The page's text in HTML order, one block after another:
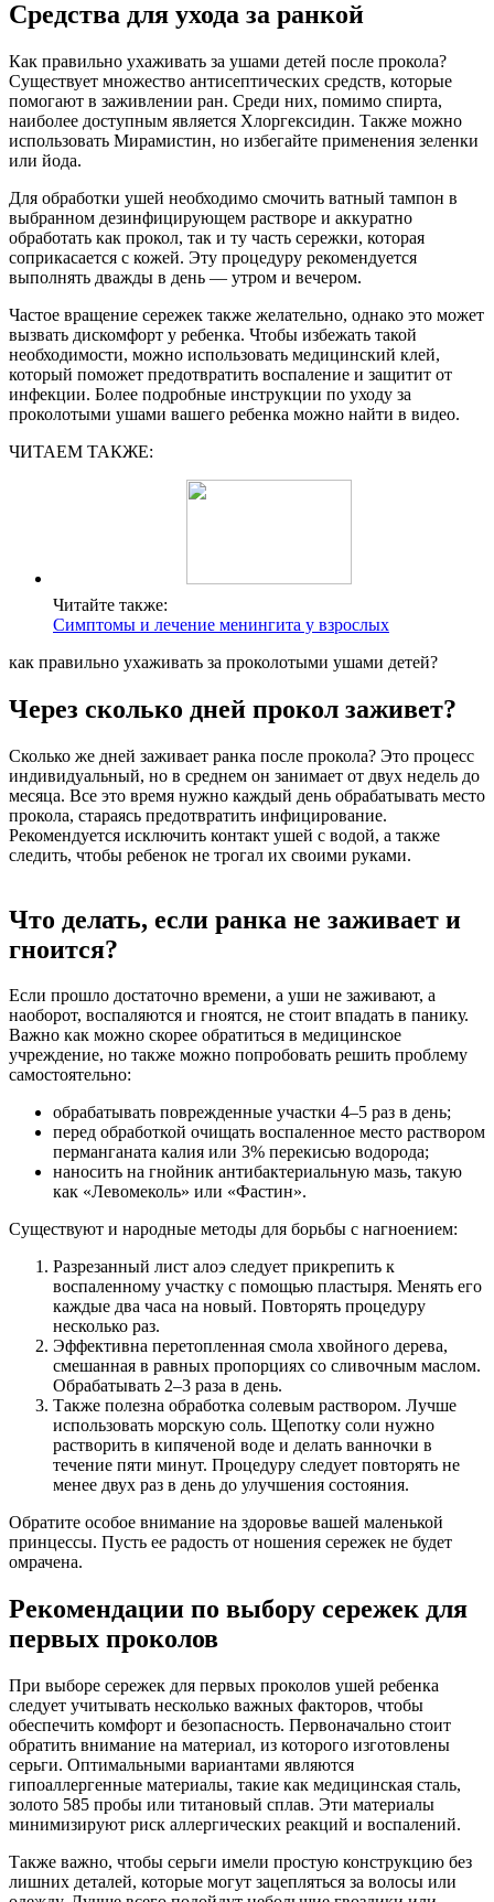
Средства для ухода за ранкой
Как правильно ухаживать за ушами детей после прокола?
Существует множество антисептических средств, которые
помогают в заживлении ран. Среди них, помимо спирта,
наиболее доступным является Хлоргексидин. Также можно
использовать Мирамистин, но избегайте применения зеленки
или йода.
Для обработки ушей необходимо смочить ватный тампон в
выбранном дезинфицирующем растворе и аккуратно
обработать как прокол, так и ту часть сережки, которая
соприкасается с кожей. Эту процедуру рекомендуется
выполнять дважды в день — утром и вечером.
Частое вращение сережек также желательно, однако это может
вызвать дискомфорт у ребенка. Чтобы избежать такой
необходимости, можно использовать медицинский клей,
который поможет предотвратить воспаление и защитит от
инфекции. Более подробные инструкции по уходу за
проколотыми ушами вашего ребенка можно найти в видео.
ЧИТАЕМ ТАКЖЕ:
Читайте также:
Симптомы и лечение менингита у взрослых
как правильно ухаживать за проколотыми ушами детей?
Через сколько дней прокол заживет?
Сколько же дней заживает ранка после прокола? Это процесс
индивидуальный, но в среднем он занимает от двух недель до
месяца. Все это время нужно каждый день обрабатывать место
прокола, стараясь предотвратить инфицирование.
Рекомендуется исключить контакт ушей с водой, а также
следить, чтобы ребенок не трогал их своими руками.
Что делать, если ранка не заживает и
гноится?
Если прошло достаточно времени, а уши не заживают, а
наоборот, воспаляются и гноятся, не стоит впадать в панику.
Важно как можно скорее обратиться в медицинское
учреждение, но также можно попробовать решить проблему
самостоятельно:
обрабатывать поврежденные участки 4–5 раз в день;
перед обработкой очищать воспаленное место раствором
перманганата калия или 3% перекисью водорода;
наносить на гнойник антибактериальную мазь, такую
как «Левомеколь» или «Фастин».
Существуют и народные методы для борьбы с нагноением:
Разрезанный лист алоэ следует прикрепить к
воспаленному участку с помощью пластыря. Менять его
каждые два часа на новый. Повторять процедуру
несколько раз.
Эффективна перетопленная смола хвойного дерева,
смешанная в равных пропорциях со сливочным маслом.
Обрабатывать 2–3 раза в день.
Также полезна обработка солевым раствором. Лучше
использовать морскую соль. Щепотку соли нужно
растворить в кипяченой воде и делать ванночки в
течение пяти минут. Процедуру следует повторять не
менее двух раз в день до улучшения состояния.
Обратите особое внимание на здоровье вашей маленькой
принцессы. Пусть ее радость от ношения сережек не будет
омрачена.
Рекомендации по выбору сережек для
первых проколов
При выборе сережек для первых проколов ушей ребенка
следует учитывать несколько важных факторов, чтобы
обеспечить комфорт и безопасность. Первоначально стоит
обратить внимание на материал, из которого изготовлены
серьги. Оптимальными вариантами являются
гипоаллергенные материалы, такие как медицинская сталь,
золото 585 пробы или титановый сплав. Эти материалы
минимизируют риск аллергических реакций и воспалений.
Также важно, чтобы серьги имели простую конструкцию без
лишних деталей, которые могут зацепляться за волосы или